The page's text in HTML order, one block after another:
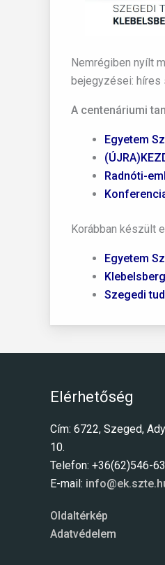
Nemrégiben nyílt
bejegyzései: híres
A centenáriumi
Egyetem
Radnóti-
Korábban készült
Egyetem
Szegedi
Elérhetőség
Cím: 6722, Szeged,
10.
Telefon: +36(62)546-
E-mail:
Oldaltérkép
Adatvédelem